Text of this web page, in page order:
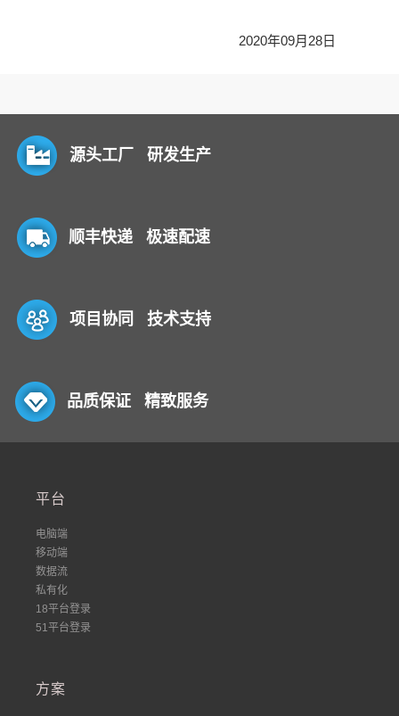
2020年09月28日
源头工厂 研发生产
顺丰快递 极速配速
项目协同 技术支持
品质保证 精致服务
平台
电脑端
移动端
数据流
私有化
18平台登录
51平台登录
方案